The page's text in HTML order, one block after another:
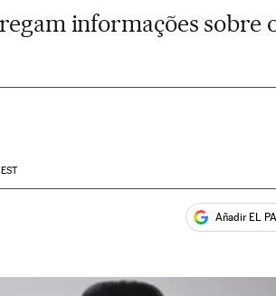
informações sobre
Añadir EL